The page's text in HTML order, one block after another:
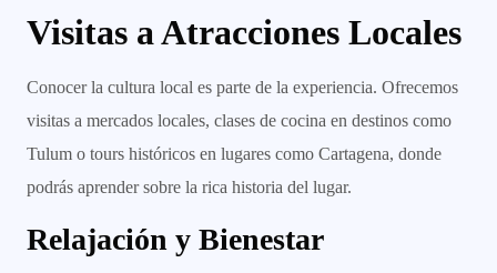
Visitas a Atracciones Locales
Conocer la cultura local es parte de la experiencia. Ofrecemos
visitas a mercados locales, clases de cocina en destinos como
Tulum o tours históricos en lugares como Cartagena, donde
podrás aprender sobre la rica historia del lugar.
Relajación y Bienestar